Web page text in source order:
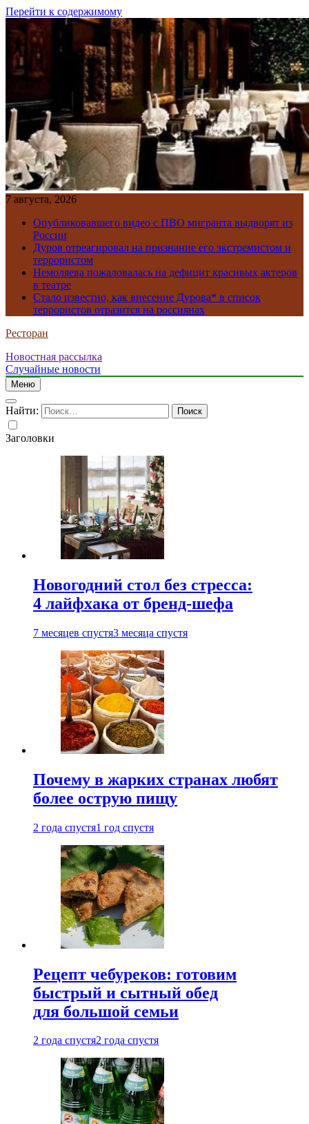
Перейти к содержимому
7 августа, 2026
Опубликовавшего видео с ПВО мигранта выдворят из
России
Дуров отреагировал на признание его экстремистом и
террористом
Немоляева пожаловалась на дефицит красивых актеров
в театре
Стало известно, как внесение Дурова* в список
террористов отразится на россиянах
Ресторан
Новостная рассылка
Случайные новости
Меню
Найти:
Заголовки
Новогодний стол без стресса:
4 лайфхака от бренд-шефа
7 месяцев спустя3 месяца спустя
Почему в жарких странах любят
более острую пищу
2 года спустя1 год спустя
Рецепт чебуреков: готовим
быстрый и сытный обед
для большой семьи
2 года спустя2 года спустя